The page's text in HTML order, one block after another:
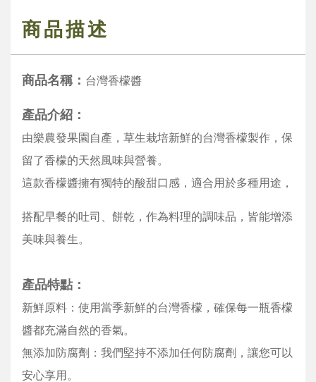
商品描述
商品名稱： 台灣香檬醬
產品介紹：
由樂農發果園自產，草生栽培新鮮的台灣香檬製作，保
留了香檬的天然風味與營養。
這款香檬醬擁有獨特的酸甜口感，適合用於多種用途，
搭配早餐的吐司、餅乾，作為料理的調味品，皆能增添
美味與養生。
產品特點：
新鮮原料：使用當季新鮮的台灣香檬，確保每一瓶香檬
醬都充滿自然的香氣。
無添加防腐劑：我們堅持不添加任何防腐劑，讓您可以
安心享用。